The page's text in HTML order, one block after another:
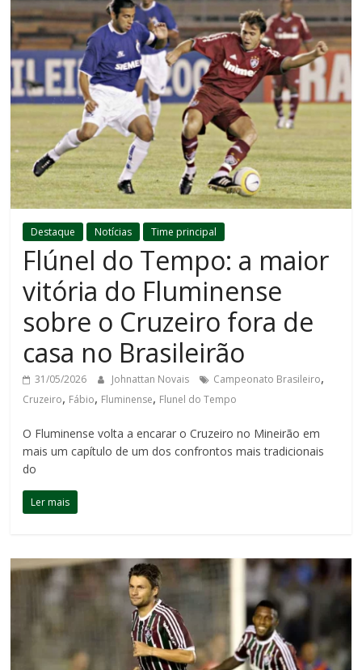
Destaque Notícias Time principal
Flúnel do Tempo: a maior
vitória do Fluminense
sobre o Cruzeiro fora de
casa no Brasileirão
31/05/2026 Johnattan Novais Campeonato Brasileiro,
Cruzeiro, Fábio, Fluminense, Flunel do Tempo
O Fluminense volta a encarar o Cruzeiro no Mineirão em
mais um capítulo de um dos confrontos mais tradicionais
do
Ler mais